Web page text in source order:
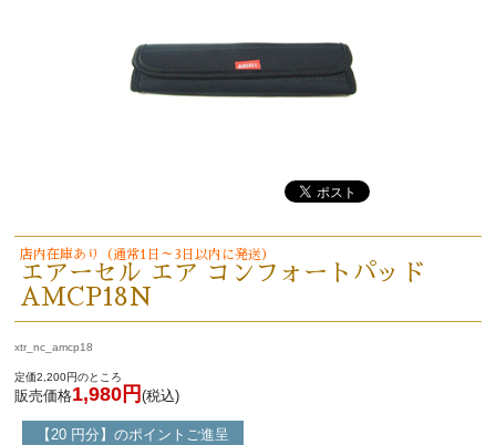
店内在庫あり（通常1日～3日以内に発送）
エアーセル エア コンフォートパッド
AMCP18N
xtr_nc_amcp18
定価2,200円のところ
販売価格1,980円 (税込)
【20 円分】のポイントご進呈